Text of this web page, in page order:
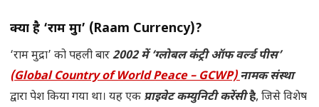
क्या है ‘राम मुद्रा’ (Raam Currency)?
‘राम मुद्रा’ को पहली बार2002 में ‘ग्लोबल कंट्री ऑफ वर्ल्ड पीस’
(Global Country of World Peace – GCWP)नामक संस्था
द्वारा पेश किया गया था। यह एक प्राइवेट कम्युनिटी करेंसीहै, जिसे विशेष